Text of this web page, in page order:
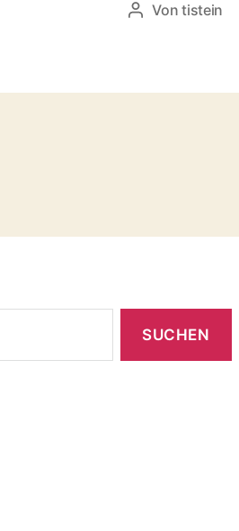
Beitragsautor
Vontistein